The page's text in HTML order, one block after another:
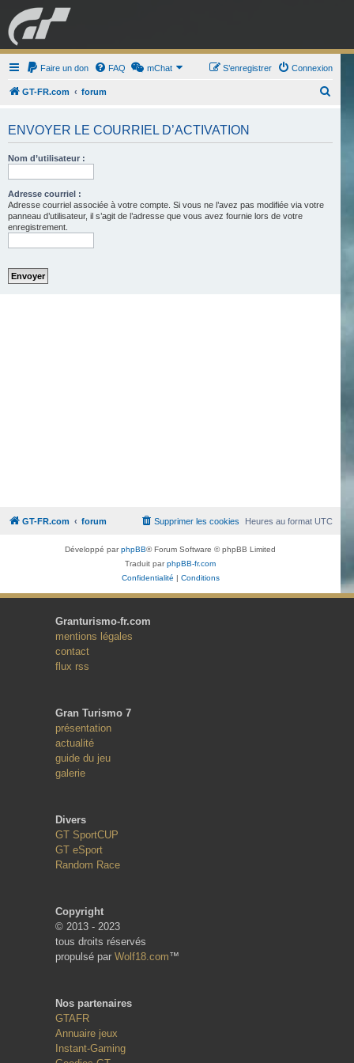
GRAN TURISMO FORUM
ESPORT BOUTIQUE
Faire un don FAQ mChat Connexion
S’enregistrer
GT-FR.com forum
ENVOYER LE COURRIEL D’ACTIVATION
Nom d’utilisateur :
Adresse courriel :
Adresse courriel associée à votre compte. Si vous ne l’avez pas modifiée via votre
panneau d’utilisateur, il s’agit de l’adresse que vous avez fournie lors de votre
enregistrement.
GT-FR.com forum Heures au formatUTC
Supprimer les cookies
Développé parphpBB® Forum Software © phpBB Limited
Traduit parphpBB-fr.com
Confidentialité | Conditions
Granturismo-fr.com
mentions légales
contact
flux rss
Gran Turismo 7
présentation
actualité
guide du jeu
galerie
Divers
GT SportCUP
GT eSport
Random Race
Copyright
© 2013 - 2023
tous droits réservés
propulsé par Wolf18.com™
Nos partenaires
GTAFR
Annuaire jeux
Instant-Gaming